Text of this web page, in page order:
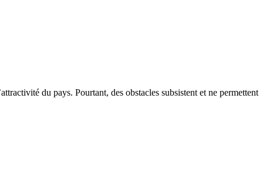
du pays. Pourtant, des obstacles subsistent et ne permettent